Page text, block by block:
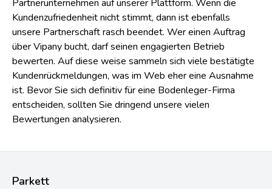
Partnerunternehmen auf unserer Plattform. Wenn die
Kundenzufriedenheit nicht stimmt, dann ist ebenfalls
unsere Partnerschaft rasch beendet. Wer einen Auftrag
über Vipany bucht, darf seinen engagierten Betrieb
bewerten. Auf diese weise sammeln sich viele bestätigte
Kundenrückmeldungen, was im Web eher eine Ausnahme
ist. Bevor Sie sich definitiv für eine Bodenleger-Firma
entscheiden, sollten Sie dringend unsere vielen
Bewertungen analysieren.
Parkett